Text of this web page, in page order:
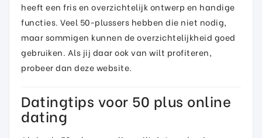
heeft een fris en overzichtelijk ontwerp en handige
functies. Veel 50-plussers hebben die niet nodig,
maar sommigen kunnen de overzichtelijkheid goed
gebruiken. Als jij daar ook van wilt profiteren,
probeer dan deze website.
Datingtips voor 50 plus online
dating